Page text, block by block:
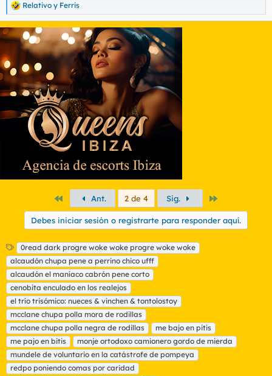
R
e
a
c
o
n
s
Relativo y Ferris
PrimeroAnt. 2 de 4 Sig.
Debes iniciar sesión o registrarte para responder aquí.
E
t
i
q
u
e
t
a
s
0read dark progre woke woke progre woke woke
alcaudón chupa pene a perrino chico ufff
alcaudón el maníaco cabrón pene corto
cenobita enculado en los realejos
el trío trisómico: nueces & vinchen & tontolostoy
mcclane chupa polla mora de rodillas
mcclane chupa polla negra de rodillas
me bajo en pitis
me pajo en bitis
monje ortodoxo camionero gordo de mierda
mundele de voluntario en la catástrofe de pompeya
redpo poniendo comas por caridad